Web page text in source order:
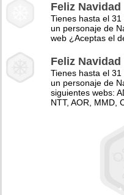
Feliz Navidad
Tienes hasta el
un personaje de
web ¿Aceptas el
Feliz Navidad
Tienes hasta el
un personaje de
siguientes webs:
NTT, AOR, MMD,